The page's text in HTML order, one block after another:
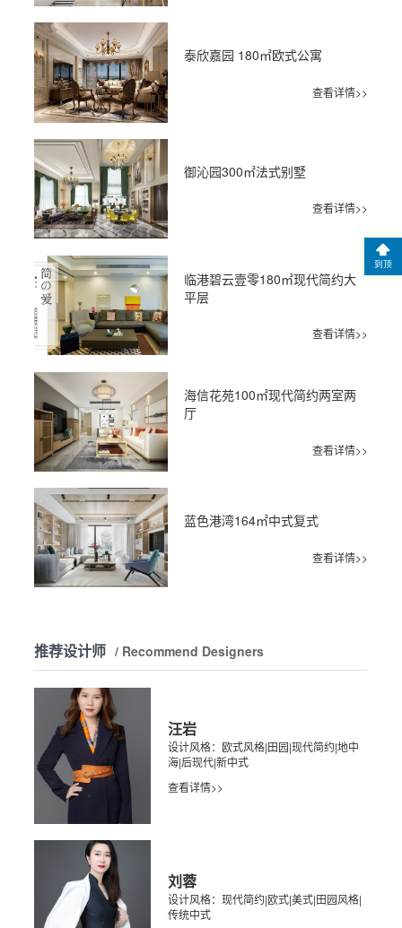
泰欣嘉园 180㎡欧式公寓
查看详情>>
御沁园300㎡法式别墅
查看详情>>
临港碧云壹零180㎡现代简约大
平层
查看详情>>
海信花苑100㎡现代简约两室两
厅
查看详情>>
蓝色港湾164㎡中式复式
查看详情>>
推荐设计师 / Recommend Designers
汪岩
设计风格：欧式风格|田园|现代简约|地中
海|后现代|新中式
查看详情>>
刘蓉
设计风格：现代简约|欧式|美式|田园风格|
传统中式
到顶